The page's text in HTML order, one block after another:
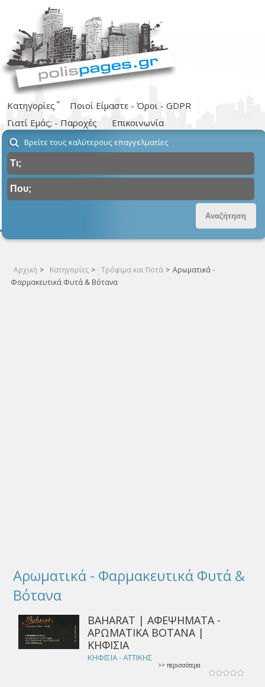
Κατηγορίες
Ποιοί Είμαστε - Όροι - GDPR
Γιατί Εμάς; - Παροχές
Επικοινωνία
Βρείτε τους καλύτερους επαγγελματίες
Αρχική > Κατηγορίες > Τρόφιμα και Ποτά > Αρωματικά -
Φαρμακευτικά Φυτά & Βότανα
Αρωματικά - Φαρμακευτικά Φυτά &
Βότανα
BAHARAT | ΑΦΕΨΗΜΑΤΑ -
ΑΡΩΜΑΤΙΚΑ ΒΟΤΑΝΑ |
ΚΗΦΙΣΙΑ
ΚΗΦΙΣΙΑ - ΑΤΤΙΚΗΣ
>> περισσότερα